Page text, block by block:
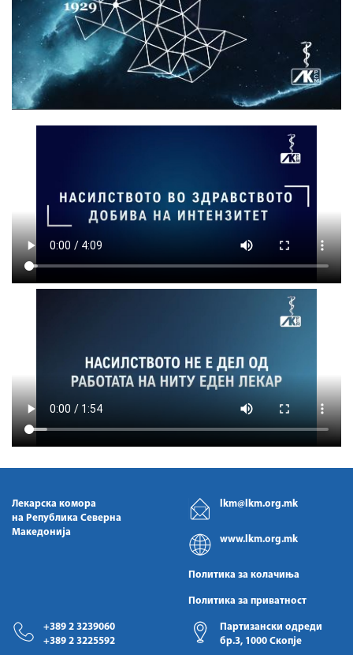
Лекарска комора
на Република Северна
Македонија
lkm@lkm.org.mk
www.lkm.org.mk
Политика за колачиња
Политика за приватност
+389 2 3239060
+389 2 3225592
Партизански одреди
бр.3, 1000 Скопје